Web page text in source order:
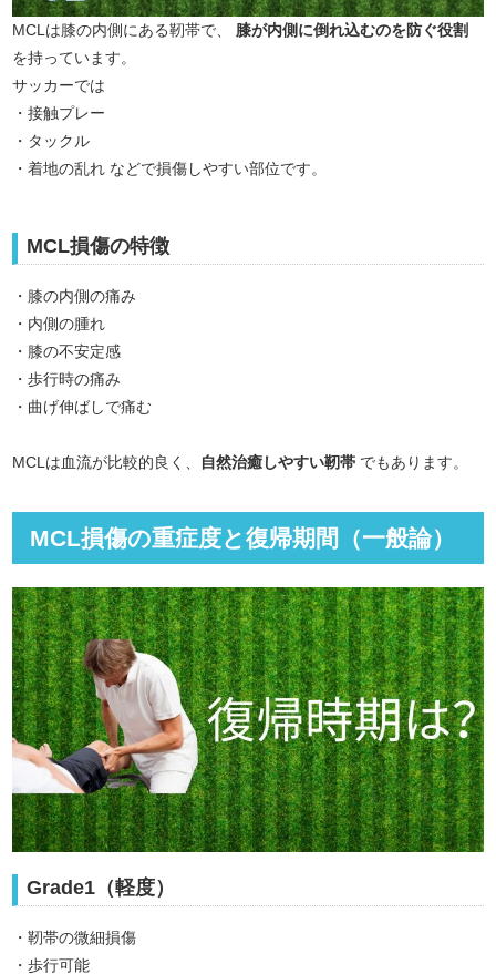
MCLは膝の内側にある靭帯で、 膝が内側に倒れ込むのを防ぐ役割
を持っています。
サッカーでは
・接触プレー
・タックル
・着地の乱れ などで損傷しやすい部位です。
MCL損傷の特徴
・膝の内側の痛み
・内側の腫れ
・膝の不安定感
・歩行時の痛み
・曲げ伸ばしで痛む
MCLは血流が比較的良く、 自然治癒しやすい靭帯 でもあります。
MCL損傷の重症度と復帰期間（一般論）
Grade1（軽度）
・靭帯の微細損傷
・歩行可能